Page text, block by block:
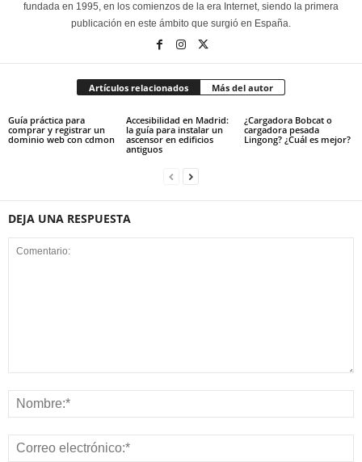
fundada en 1995, en los comienzos de la era Internet, siendo la primera
publicación en este ámbito que surgió en España.
Artículos relacionados Más del autor
Guía práctica para
comprar y registrar un
dominio web con cdmon
Accesibilidad en Madrid:
la guía para instalar un
ascensor en edificios
antiguos
¿Cargadora Bobcat o
cargadora pesada
Lingong? ¿Cuál es mejor?
DEJA UNA RESPUESTA